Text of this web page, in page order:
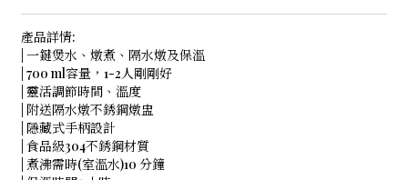
產品詳情:
| 一鍵煲水、燉煮、隔水燉及保溫
| 700 ml容量，1-2人剛剛好
| 靈活調節時間、溫度
| 附送隔水燉不銹鋼燉盅
| 隱藏式手柄設計
| 食品級304不銹鋼材質
| 煮沸需時(室溫水)10 分鐘